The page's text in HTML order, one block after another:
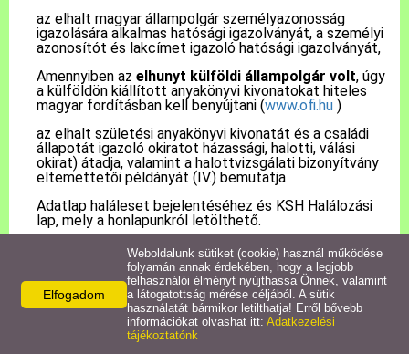
Közérdekű információk
Letölthető nyomtatványok
E-ügyintézés
Anyakönyvi ügyek
Rendeletek,
Dokumentumok
Álláspályázat
az elhalt magyar állampolgár személyazonosság
igazolására alkalmas hatósági igazolványát, a személyi
azonosítót és lakcímet igazoló hatósági igazolványát,
Amennyiben az elhunyt külföldi állampolgár volt, úgy
a külföldön kiállított anyakönyvi kivonatokat hiteles
magyar fordításban kell benyújtani (www.ofi.hu )
az elhalt születési anyakönyvi kivonatát és a családi
állapotát igazoló okiratot házassági, halotti, válási
okirat) átadja, valamint a halottvizsgálati bizonyítvány
eltemettetői példányát (IV.) bemutatja
Adatlap haláleset bejelentéséhez és KSH Halálozási
lap, mely a honlapunkról letölthető.
A hozzátartozó előzetesen kérheti az illetékes
anyakönyvvezetőtől, hogy az elhunyt születését,
házasságkötését, családi állapot változását (válás,
özvegység) rögzítse be az EAK- ba, mert abban az
esetben ezekről az anyakönyvi eseményekről már nem
Elfogadom
Weboldalunk sütiket (cookie) használ működése
folyamán annak érdekében, hogy a legjobb
felhasználói élményt nyújthassa Önnek, valamint
a látogatottság mérése céljából. A sütik
használatát bármikor letilthatja! Erről bővebb
információkat olvashat itt: Adatkezelési
tájékoztatónk